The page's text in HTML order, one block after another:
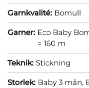
Garnkvalité: Bomull
Garner: Eco Baby
= 160 m
Teknik: Stickning
Storlek: Baby 3 mån,